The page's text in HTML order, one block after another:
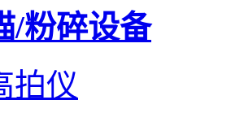
/粉碎设备
拍仪